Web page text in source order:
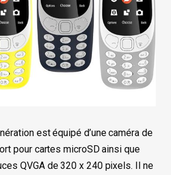
est équipé d’une caméra de
pour cartes microSD ainsi que
QVGA de 320 x 240 pixels. Il ne